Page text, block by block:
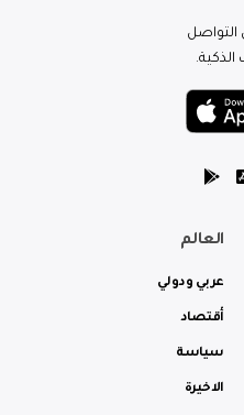
التواصل
العالم
عربي ودولي
أقتصاد
سياسة
الاخيرة